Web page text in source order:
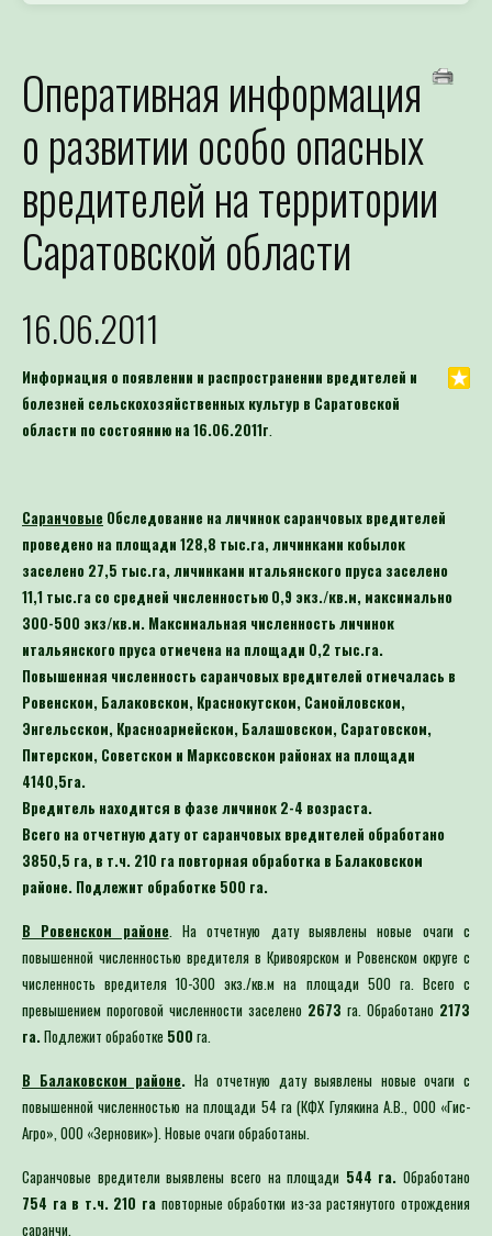
Оперативная информация
о развитии особо опасных
вредителей на территории
Саратовской области
16.06.2011
Информация о появлении и распространении вредителей и
болезней сельскохозяйственных культур в Саратовской
области по состоянию на 16.06.2011г.
Саранчовые Обследование на личинок саранчовых вредителей
проведено на площади 128,8 тыс.га, личинками кобылок
заселено 27,5 тыс.га, личинками итальянского пруса заселено
11,1 тыс.га со средней численностью 0,9 экз./кв.м, максимально
300-500 экз/кв.м. Максимальная численность личинок
итальянского пруса отмечена на площади 0,2 тыс.га.
Повышенная численность саранчовых вредителей отмечалась в
Ровенском, Балаковском, Краснокутском, Самойловском,
Энгельсском, Красноармейском, Балашовском, Саратовском,
Питерском, Советском и Марксовском районах на площади
4140,5га.
Вредитель находится в фазе личинок 2-4 возраста.
Всего на отчетную дату от саранчовых вредителей обработано
3850,5 га, в т.ч. 210 га повторная обработка в Балаковском
районе. Подлежит обработке 500 га.
В Ровенском районе. На отчетную дату выявлены новые очаги с
повышенной численностью вредителя в Кривоярском и Ровенском округе с
численность вредителя 10-300 экз./кв.м на площади 500 га. Всего с
превышением пороговой численности заселено 2673 га. Обработано 2173
га. Подлежит обработке 500 га.
В Балаковском районе. На отчетную дату выявлены новые очаги с
повышенной численностью на площади 54 га (КФХ Гулякина А.В., ООО «Гис-
Агро», ООО «Зерновик»). Новые очаги обработаны.
Саранчовые вредители выявлены всего на площади 544 га. Обработано
754 га в т.ч. 210 га повторные обработки из-за растянутого отрождения
саранчи.